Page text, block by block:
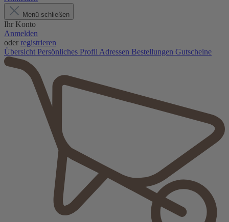
Menü schließen
Ihr Konto
Anmelden
oder registrieren
Übersicht Persönliches Profil Adressen Bestellungen Gutscheine